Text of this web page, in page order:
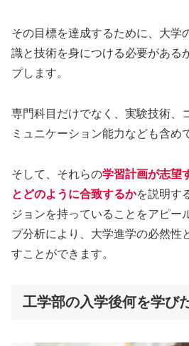
その目標を達成するために、大学
識と技術を身につける必要がある
プします。
専門科目だけでなく、実験技術、
ミュニケーション能力なども含め
そして、それらの学習計画が志望
とどのように合致するかを説明す
ジョンを持っていることをアピー
プ分析により、大学進学の必然性
すことができます。
工学部の入学後何を学び